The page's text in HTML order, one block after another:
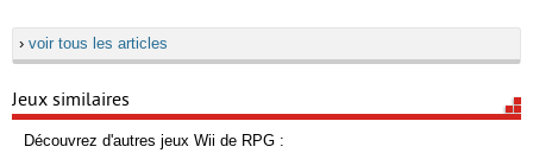
› voir tous les articles
Jeux similaires
Découvrez d'autres jeux Wii de RPG :